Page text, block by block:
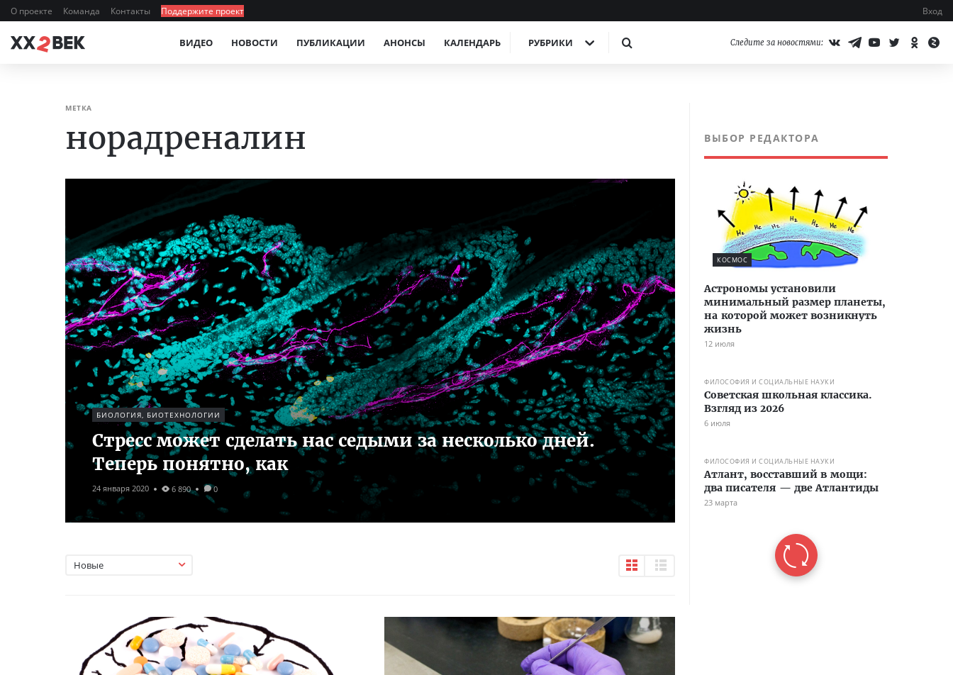
О проекте Команда Контакты Поддержите проект Вход
ВИДЕО НОВОСТИ ПУБЛИКАЦИИ АНОНСЫ КАЛЕНДАРЬ РУБРИКИ Следите за новостями:
МЕТКА
норадреналин
БИОЛОГИЯ, БИОТЕХНОЛОГИИ
Стресс может сделать нас седыми за несколько дней.
Теперь понятно, как
24 января 2020 6 890 0
Новые
ВЫБОР РЕДАКТОРА
КОСМОС
Астрономы установили
минимальный размер планеты,
на которой может возникнуть
жизнь
12 июля
ФИЛОСОФИЯ И СОЦИАЛЬНЫЕ НАУКИ
Советская школьная классика.
Взгляд из 2026
6 июля
ФИЛОСОФИЯ И СОЦИАЛЬНЫЕ НАУКИ
Атлант, восставший в мощи:
два писателя — две Атлантиды
23 марта